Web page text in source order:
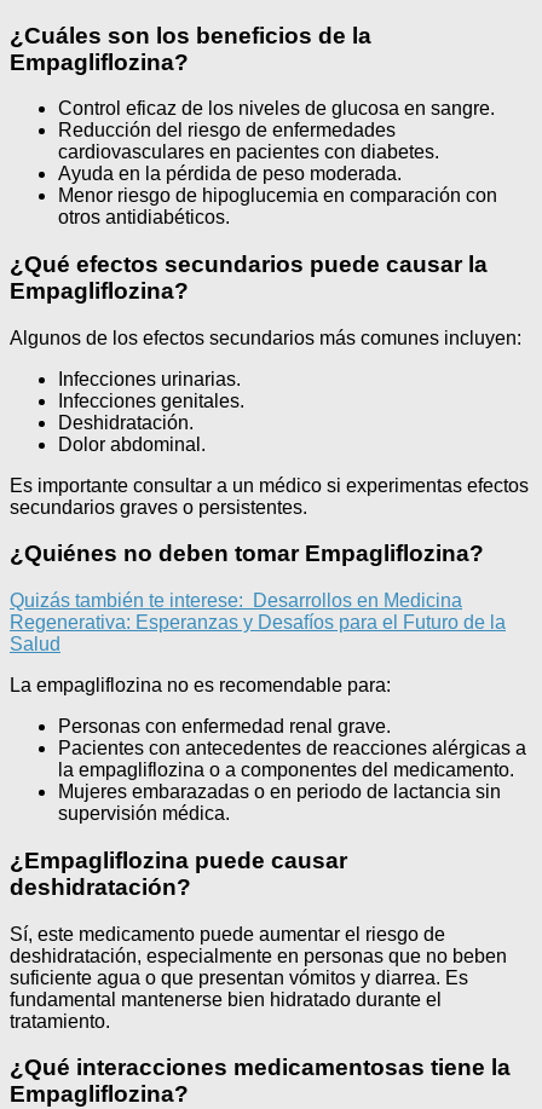
¿Cuáles son los beneficios de la
Empagliflozina?
Control eficaz de los niveles de glucosa en sangre.
Reducción del riesgo de enfermedades
cardiovasculares en pacientes con diabetes.
Ayuda en la pérdida de peso moderada.
Menor riesgo de hipoglucemia en comparación con
otros antidiabéticos.
¿Qué efectos secundarios puede causar la
Empagliflozina?
Algunos de los efectos secundarios más comunes incluyen:
Infecciones urinarias.
Infecciones genitales.
Deshidratación.
Dolor abdominal.
Es importante consultar a un médico si experimentas efectos
secundarios graves o persistentes.
¿Quiénes no deben tomar Empagliflozina?
Quizás también te interese:
Desarrollos en Medicina
Regenerativa: Esperanzas y Desafíos para el Futuro de la
Salud
La empagliflozina no es recomendable para:
Personas con enfermedad renal grave.
Pacientes con antecedentes de reacciones alérgicas a
la empagliflozina o a componentes del medicamento.
Mujeres embarazadas o en periodo de lactancia sin
supervisión médica.
¿Empagliflozina puede causar
deshidratación?
Sí, este medicamento puede aumentar el riesgo de
deshidratación, especialmente en personas que no beben
suficiente agua o que presentan vómitos y diarrea. Es
fundamental mantenerse bien hidratado durante el
tratamiento.
¿Qué interacciones medicamentosas tiene la
Empagliflozina?